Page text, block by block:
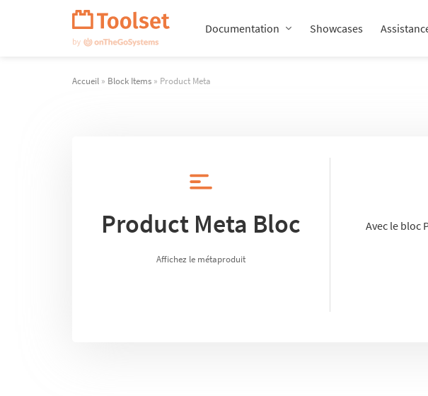
Documentation Showcases
Accueil » Block Items » Product Meta
Product Meta Bloc
Affichez le métaproduit
Avec le bloc